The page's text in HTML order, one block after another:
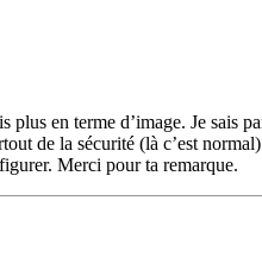
en terme d’image. Je sais
de la sécurité (là c’est
Merci pour ta remarque.